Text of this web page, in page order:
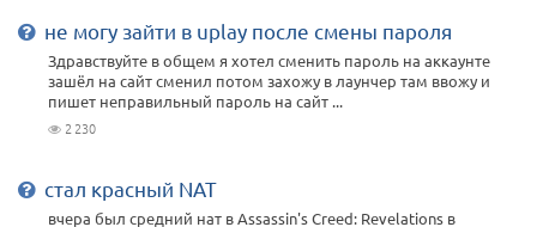
не могу зайти в uplay после смены пароля
Здравствуйте в общем я хотел сменить пароль на аккаунте
зашёл на сайт сменил потом захожу в лаунчер там ввожу и
пишет неправильный пароль на сайт ...
2 230
стал красный NAT
вчера был средний нат в Assassin's Creed: Revelations в